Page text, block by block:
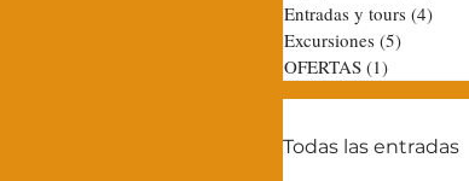
Entradas y tours (4)
Excursiones (5)
OFERTAS (1)
Todas las entradas